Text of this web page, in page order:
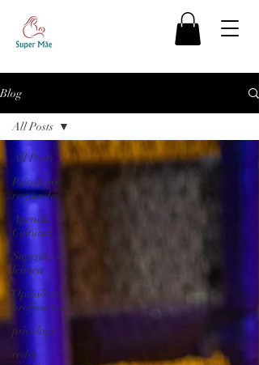
Blog
All Posts
Psicólogo
responde
Agenda
Cultural
Sugestão de
leitura
Opiniões de
profissionais
psicóloga
redes
All Posts